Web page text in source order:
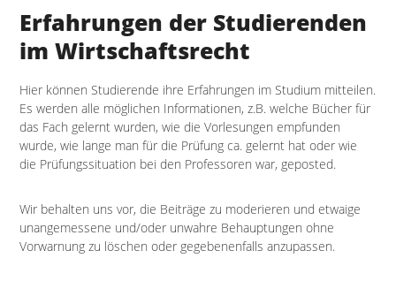
Erfahrungen der Studierenden
im Wirtschaftsrecht
Hier können Studierende ihre Erfahrungen im Studium mitteilen.
Es werden alle möglichen Informationen, z.B. welche Bücher für
das Fach gelernt wurden, wie die Vorlesungen empfunden
wurde, wie lange man für die Prüfung ca. gelernt hat oder wie
die Prüfungssituation bei den Professoren war, geposted.
Wir behalten uns vor, die Beiträge zu moderieren und etwaige
unangemessene und/oder unwahre Behauptungen ohne
Vorwarnung zu löschen oder gegebenenfalls anzupassen.